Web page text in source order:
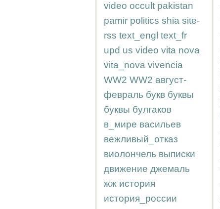
video occult pakistan
pamir politics shia site-
rss text_engl text_fr
upd us video vita nova
vita_nova vivencia
WW2 WW2 август-
февраль букв буквы
буквы булгаков
в_мире васильев
вежливый_отказ
виолончель выписки
движение джемаль
жж история
история_россии